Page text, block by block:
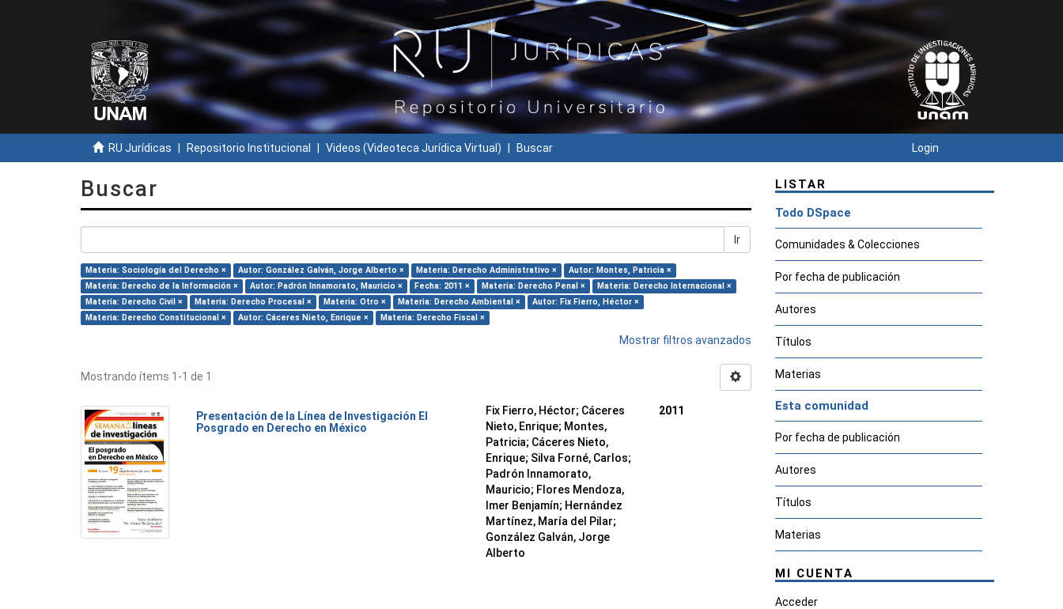
RU Jurídicas Repositorio Institucional Videos (Videoteca Jurídica Virtual) Buscar Login
Buscar
Ir
Materia: Sociología del Derecho × Autor: González Galván, Jorge Alberto × Materia: Derecho Administrativo ×
Autor: Montes, Patricia ×
Materia: Derecho de la Información ×
Autor: Padrón Innamorato, Mauricio × Fecha: 2011 × Materia: Derecho Penal ×
Materia: Derecho Internacional ×
Materia: Derecho Civil ×
Materia: Derecho Procesal × Materia: Otro × Materia: Derecho Ambiental ×
Autor: Fix Fierro, Héctor ×
Materia: Derecho Constitucional ×
Autor: Cáceres Nieto, Enrique × Materia: Derecho Fiscal ×
Mostrar filtros avanzados
Mostrando ítems 1-1 de 1
Presentación de la Línea de Investigación El
Posgrado en Derecho en México
Fix Fierro, Héctor; Cáceres
Nieto, Enrique; Montes,
Patricia; Cáceres Nieto,
Enrique; Silva Forné, Carlos;
Padrón Innamorato,
Mauricio; Flores Mendoza,
Imer Benjamín; Hernández
Martínez, María del Pilar;
González Galván, Jorge
Alberto
2011
LISTAR
Todo DSpace
Comunidades & Colecciones
Por fecha de publicación
Autores
Títulos
Materias
Esta comunidad
Por fecha de publicación
Autores
Títulos
Materias
MI CUENTA
Acceder